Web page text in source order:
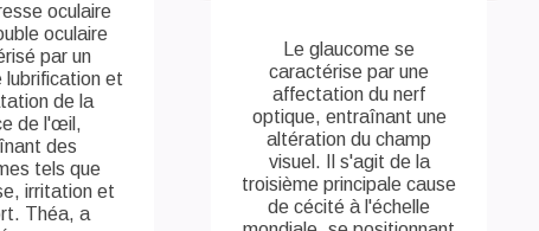
oculaire
oculaire
par un
lubrification et
de la
de l'œil,
des
tels que
irritation et
Théa, a
Le glaucome se
caractérise par une
affectation du nerf
optique, entraînant une
altération du champ
visuel. Il s'agit de la
troisième principale cause
de cécité à l'échelle